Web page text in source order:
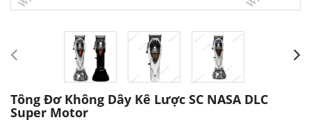
Tông Đơ Không Dây Kê Lược SC NASA DLC
Super Motor